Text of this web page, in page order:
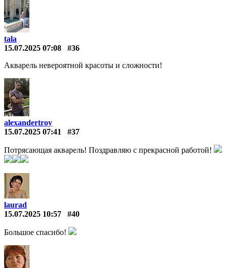
tala
15.07.2025 07:08
#36
Акварель невероятной красоты и сложности!
alexandertroy
15.07.2025 07:41
#37
Потрясающая акварель! Поздравляю с прекрасной работой!
laurad
15.07.2025 10:57
#40
Большое спасибо!